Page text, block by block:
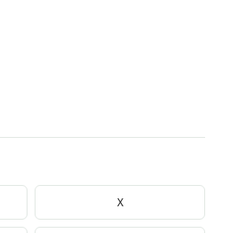
X